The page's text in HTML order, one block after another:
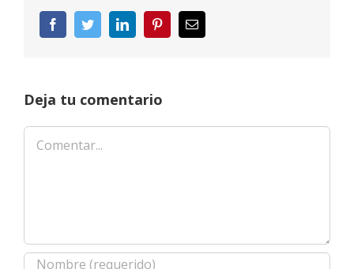
FacebookTwitterLinkedInPinterestCorreo
electrónico
Deja tu comentario
Comentar